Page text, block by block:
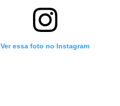
Ver essa foto no Instagram